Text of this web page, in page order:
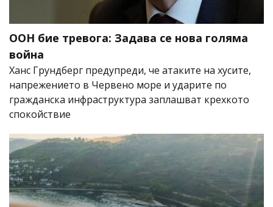
ООН бие тревога: Задава се нова голяма
война
Ханс Грундберг предупреди, че атаките на хусите,
напрежението в Червено море и ударите по
гражданска инфраструктура заплашват крехкото
спокойствие